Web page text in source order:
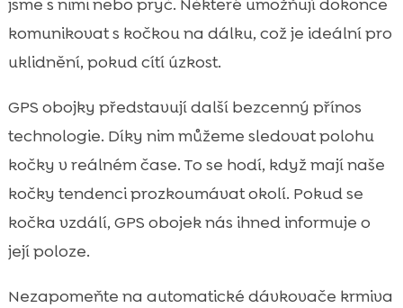
komunikovat s kočkou na dálku, což je ideální pro
uklidnění, pokud cítí úzkost.
GPS obojky představují další bezcenný přínos
technologie. Díky nim můžeme sledovat polohu
kočky v reálném čase. To se hodí, když mají naše
kočky tendenci prozkoumávat okolí. Pokud se
kočka vzdálí, GPS obojek nás ihned informuje o
její poloze.
Nezapomeňte na automatické dávkovače krmiva